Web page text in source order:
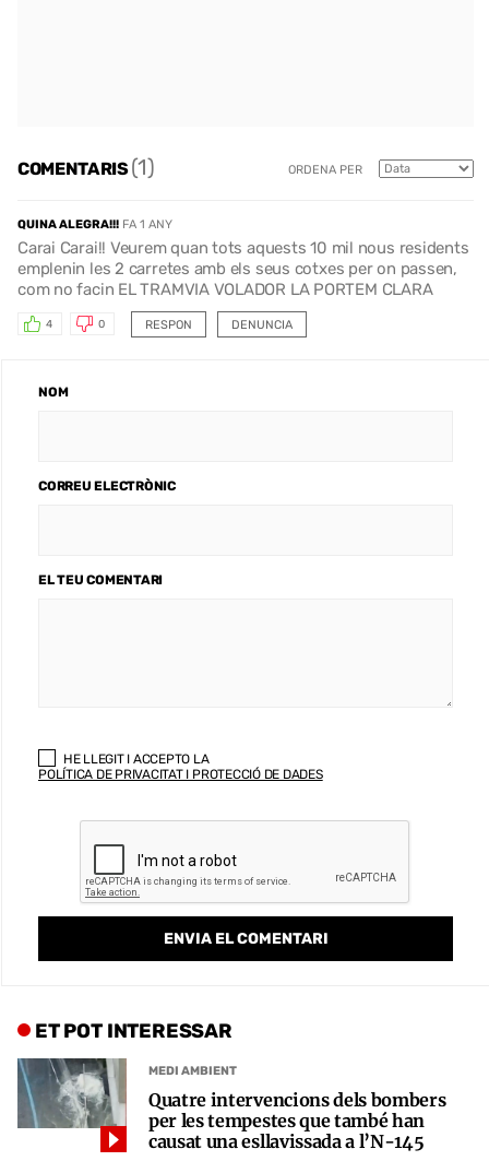
COMENTARIS(1) ORDENA PER
QUINA ALEGRA!!! FA 1 ANY
Carai Carai!! Veurem quan tots aquests 10 mil nous residents
emplenin les 2 carretes amb els seus cotxes per on passen,
com no facin EL TRAMVIA VOLADOR LA PORTEM CLARA
RESPON
4 0 DENUNCIA
NOM
CORREU ELECTRÒNIC
EL TEU COMENTARI
HE LLEGIT I ACCEPTO LA
POLÍTICA DE PRIVACITAT I PROTECCIÓ DE DADES
ET POT INTERESSAR
MEDI AMBIENT
Quatre intervencions dels bombers
per les tempestes que també han
causat una esllavissada a l’N-145